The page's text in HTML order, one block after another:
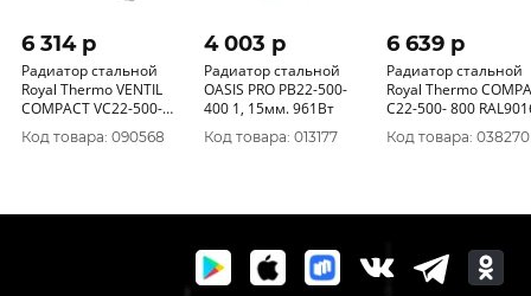
6 314 p
Радиатор стальной
Royal Thermo VENTIL
COMPACT VC22-500-
400 RAL9016 882Вт
Код товара: 090568
4 003 p
Радиатор стальной
OASIS PRO PB22-500-
400 1, 15мм. 961Вт
Код товара: 013177
6 639 p
Радиатор стальной
Royal Thermo
C22-500- 800
1764Вт
Код товара: 038270